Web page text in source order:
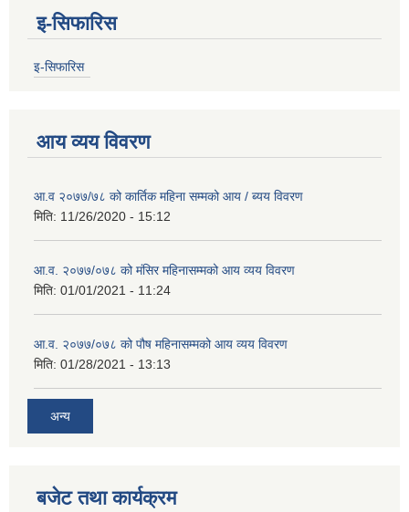
इ-सिफारिस
इ-सिफारिस
आय व्यय विवरण
आ.व २०७७/७८ को कार्तिक महिना सम्मको आय / ब्यय विवरण
मिति: 11/26/2020 - 15:12
आ.व. २०७७/०७८ को मंसिर महिनासम्मको आय व्यय विवरण
मिति: 01/01/2021 - 11:24
आ.व. २०७७/०७८ को पौष महिनासम्मको आय व्यय विवरण
मिति: 01/28/2021 - 13:13
अन्य
बजेट तथा कार्यक्रम